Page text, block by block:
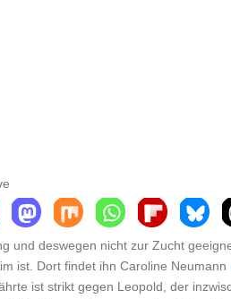
und deswegen nicht zur Zucht
ist. Dort findet ihn Caroline Neumann
ist strikt gegen Leopold, der